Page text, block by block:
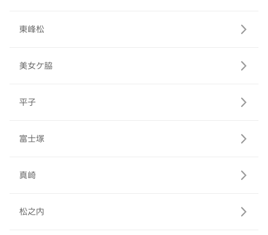
東峰松
美女ケ脇
平子
富士塚
真崎
松之内